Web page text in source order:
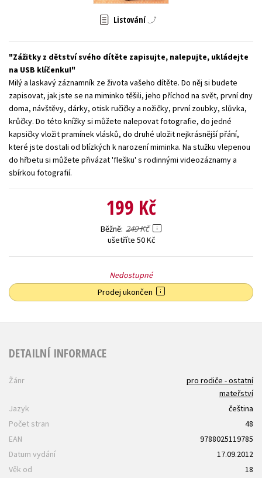
Zahraniční literatura
Všechny tituly
Listování
Zážitky z dětství svého dítěte zapisujte, nalepujte, ukládejte
na USB klíčenku!
Milý a laskavý záznamník ze života vašeho dítěte. Do něj si budete
zapisovat, jak jste se na miminko těšili, jeho příchod na svět, první dny
doma, návštěvy, dárky, otisk ručičky a nožičky, první zoubky, slůvka,
krůčky. Do této knížky si můžete nalepovat fotografie, do jedné
kapsičky vložit pramínek vlásků, do druhé uložit nejkrásnější přání,
které jste dostali od blízkých k narození miminka. Na stužku vlepenou
do hřbetu si můžete přivázat 'flešku' s rodinnými videozáznamy a
sbírkou fotografií.
199 Kč
Běžně 249 Kč
ušetříte 50 Kč
Nedostupné
Prodej ukončen
DETAILNÍ INFORMACE
Žánr
pro rodiče - ostatní
mateřství
Jazyk
čeština
Počet stran
48
EAN
9788025119785
Datum vydání
17.09.2012
Věk od
18